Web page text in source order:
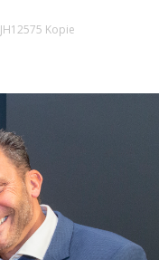
_JH12575 Kopie